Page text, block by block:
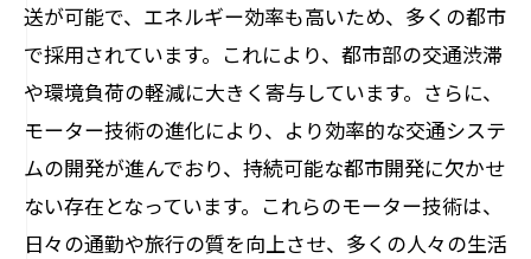
送が可能で、エネルギー効率も高いため、多くの都市
で採用されています。これにより、都市部の交通渋滞
や環境負荷の軽減に大きく寄与しています。さらに、
モーター技術の進化により、より効率的な交通システ
ムの開発が進んでおり、持続可能な都市開発に欠かせ
ない存在となっています。これらのモーター技術は、
日々の通勤や旅行の質を向上させ、多くの人々の生活